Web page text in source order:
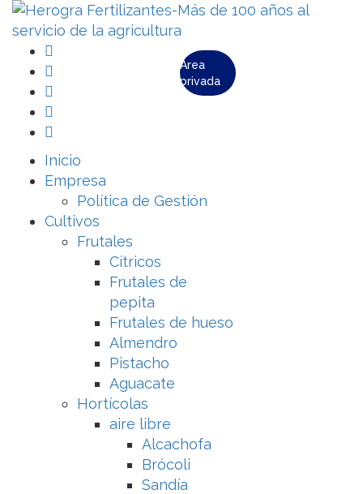
Área
privada
Inicio
Empresa
Política de Gestión
Cultivos
Frutales
Cítricos
Frutales de
pepita
Frutales de hueso
Almendro
Pistacho
Aguacate
Hortícolas
aire libre
Alcachofa
Brócoli
Sandía